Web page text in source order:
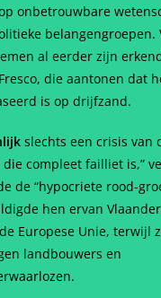
onbetrouwbare
belangengroepen.
al eerder zijn
die aantonen dat
is op drijfzand.
slechts een crisis van
compleet failliet is,”
de “hypocriete rood-
hen ervan
Europese Unie, terwijl
landbouwers en